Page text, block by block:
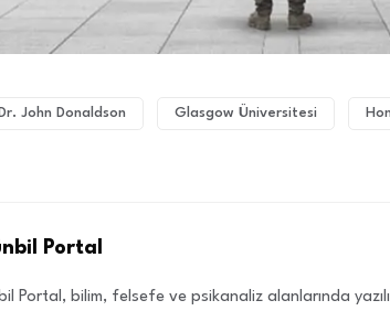
Dr. John Donaldson Glasgow Üniversitesi
Portal
Portal, bilim, felsefe ve psikanaliz alanlarında